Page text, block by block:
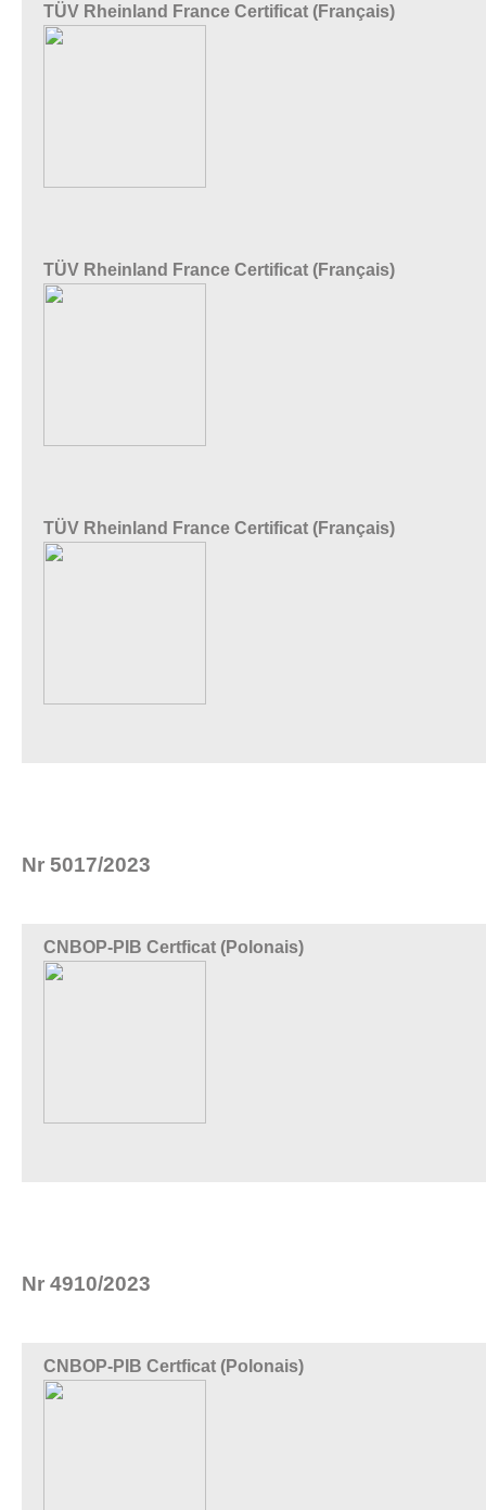
TÜV Rheinland France Certificat (Français)
TÜV Rheinland France Certificat (Français)
TÜV Rheinland France Certificat (Français)
Nr 5017/2023
CNBOP-PIB Certficat (Polonais)
Nr 4910/2023
CNBOP-PIB Certficat (Polonais)